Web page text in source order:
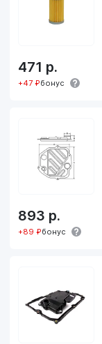
471 р.
+47 ₽бонус
893 р.
+89 ₽бонус